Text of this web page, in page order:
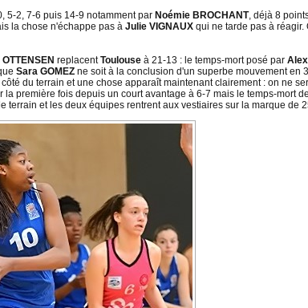
5-2, 7-6 puis 14-9 notamment par Noémie BROCHANT, déjà 8
la chose n'échappe pas à Julie VIGNAUX qui ne tarde pas à réagir.
replacentToulouse à 21-13 : le temps-mort posé par
Sara GOMEZ ne soit à la conclusion d'un superbe mouvement en
du terrain et une chose apparaît maintenant clairement : on ne
la première fois depuis un court avantage à 6-7 mais le temps-mort
terrain et les deux équipes rentrent aux vestiaires sur la marque de